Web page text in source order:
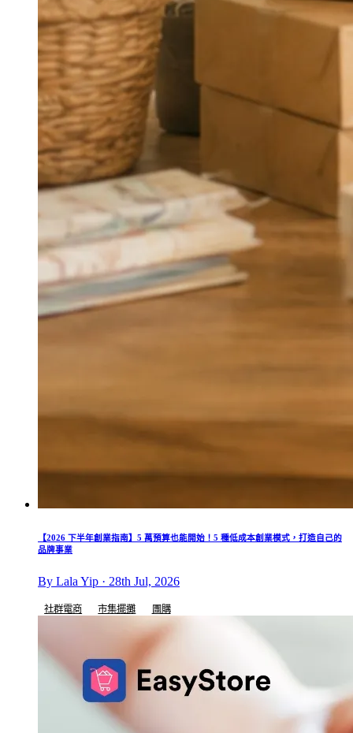
【2026 下半年創業指南】5 萬預算也能開始！5 種低成本創業模式，打造自己的
品牌事業
By Lala Yip · 28th Jul, 2026
社群電商 市集擺攤 團購